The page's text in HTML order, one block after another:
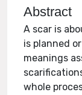
Abstract
A scar is
is planned
meanings
whole